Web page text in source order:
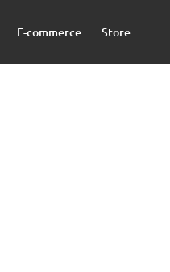
E-commerce Store